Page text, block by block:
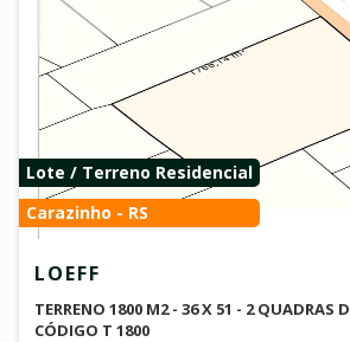
Lote / Terreno Residencial
Carazinho - RS
LOEFF
TERRENO 1800 M2 - 36 X 51 - 2 QUADRAS
CÓDIGO T 1800